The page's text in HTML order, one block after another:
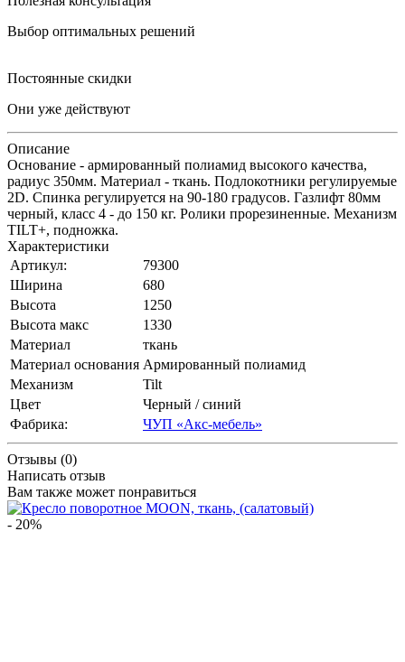
Выбор оптимальных решений
Постоянные скидки
Они уже действуют
Описание
Основание - армированный полиамид высокого качества,
радиус 350мм. Материал - ткань. Подлокотники регулируемые
2D. Спинка регулируется на 90-180 градусов. Газлифт 80мм
черный, класс 4 - до 150 кг. Ролики прорезиненные. Механизм
TILT+, подножка.
Характеристики
Артикул:
79300
Ширина
680
Высота
1250
Высота макс
1330
Материал
ткань
Материал основания Армированный полиамид
Механизм
Tilt
Цвет
Черный / синий
Фабрика:
ЧУП «Акс-мебель»
Отзывы (0)
Написать отзыв
Вам также может понравиться
- 20%